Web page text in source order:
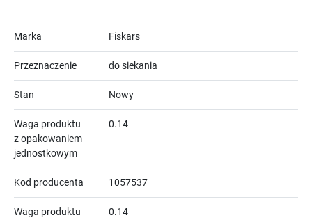
Marka Fiskars
Przeznaczenie do siekania
Stan Nowy
Waga produktu
z opakowaniem
jednostkowym
0.14
Kod producenta 1057537
Waga produktu
0.14